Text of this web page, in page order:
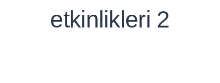
etkinlikleri 2